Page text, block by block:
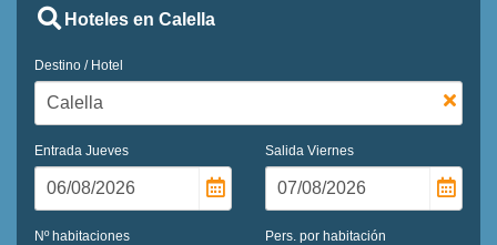
Hoteles en Calella
Destino / Hotel
Entrada Jueves Salida Viernes
Nº habitaciones Pers. por habitación